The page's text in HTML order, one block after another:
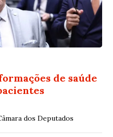
de saúde
dos Deputados